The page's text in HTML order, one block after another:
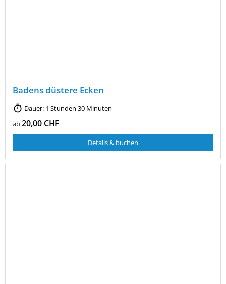
Badens düstere Ecken
Dauer: 1 Stunden 30 Minuten
ab20,00 CHF
Details & buchen